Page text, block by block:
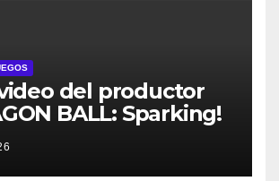
del productor
BALL: Sparking!
el Super Limit-
NEO DLC